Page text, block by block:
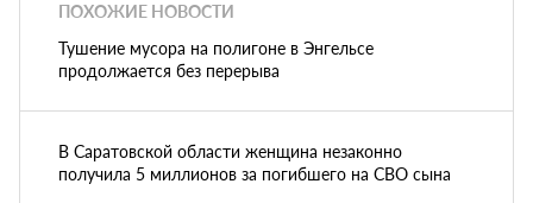
ПОХОЖИЕ НОВОСТИ
Тушение мусора на полигоне в Энгельсе
продолжается без перерыва
В Саратовской области женщина незаконно
получила 5 миллионов за погибшего на СВО сына